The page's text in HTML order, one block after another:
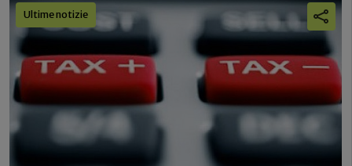
Ultime notizie